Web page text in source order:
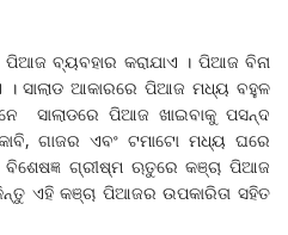
ବ୍ୟବହାର କରାଯାଏ । ପିଆଜ ବିନା
। ସାଲାଡ ଆକାରରେ ପିଆଜ ମଧ୍ୟ ବହୁଳ
ସାଲାଡରେ ପିଆଜ ଖାଇବାକୁ ପସନ୍ଦ
ଗାଜର ଏବଂ ଟମାଟୋ ମଧ୍ୟ ଘରେ
ଗ୍ରୀଷ୍ମ ଋତୁରେ କଞ୍ଚା ପିଆଜ
ଏହି କଞ୍ଚା ପିଆଜର ଉପକାରିତା ସହିତ